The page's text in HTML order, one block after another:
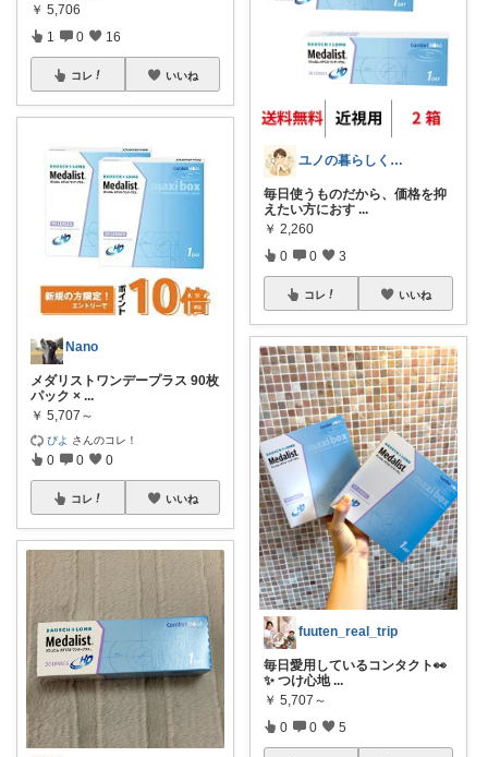
￥ 5,706
1 0 16
コレ いいね
Nano
メダリストワンデープラス 90枚
パック × ...
￥ 5,707～
ぴよ さんのコレ！
0 0 0
コレ いいね
ユノの暮らしくらべ
毎日使うものだから、価格を抑
えたい方におす ...
￥ 2,260
0 0 3
コレ いいね
fuuten_real_trip
毎日愛用しているコンタクト👀
✨ つけ心地 ...
￥ 5,707～
0 0 5